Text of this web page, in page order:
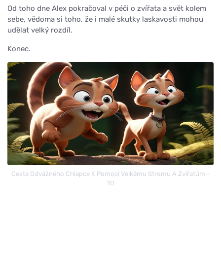
Od toho dne Alex pokračoval v péči o zvířata a svět kolem
sebe, vědoma si toho, že i malé skutky laskavosti mohou
udělat velký rozdíl.
Konec.
Cesta Odvážného Chlapce K Pomoci Velkému Stromu A Zvířatům -
10